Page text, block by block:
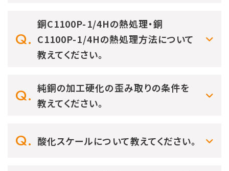
銅C1100P-1/4Hの熱処理・銅
C1100P-1/4Hの熱処理方法について
教えてください。
純銅の加工硬化の歪み取りの条件を
教えてください。
酸化スケールについて教えてください。